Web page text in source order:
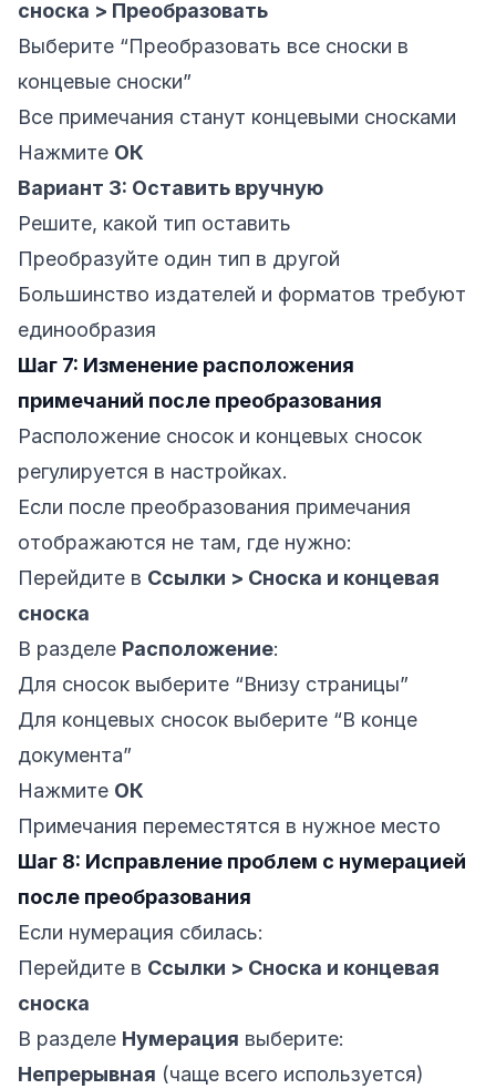
сноска > Преобразовать
Выберите “Преобразовать все сноски в
концевые сноски”
Все примечания станут концевыми сносками
Нажмите ОК
Вариант 3: Оставить вручную
Решите, какой тип оставить
Преобразуйте один тип в другой
Большинство издателей и форматов требуют
единообразия
Шаг 7: Изменение расположения
примечаний после преобразования
Расположение сносок и концевых сносок
регулируется в настройках.
Если после преобразования примечания
отображаются не там, где нужно:
Перейдите в Ссылки > Сноска и концевая
сноска
В разделе Расположение:
Для сносок выберите “Внизу страницы”
Для концевых сносок выберите “В конце
документа”
Нажмите ОК
Примечания переместятся в нужное место
Шаг 8: Исправление проблем с нумерацией
после преобразования
Если нумерация сбилась:
Перейдите в Ссылки > Сноска и концевая
сноска
В разделе Нумерация выберите:
Непрерывная (чаще всего используется)